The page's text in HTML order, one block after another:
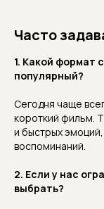
Часто
1. Какой формат
популярный?
Сегодня чаще
короткий фильм.
и быстрых
воспоминаний.
2. Если у нас
выбрать?